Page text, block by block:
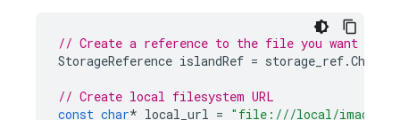
// Create a reference to the file you want to
StorageReference islandRef = storage_ref.Child
// Create local filesystem URL
const char* local_url = "file:///local/images/